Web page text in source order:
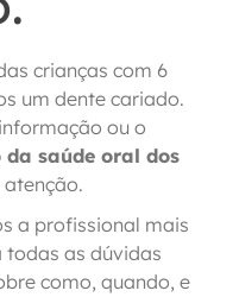
crianças com 6
um dente cariado.
ou o
da saúde oral dos
atenção.
a profissional mais
as dúvidas
como, quando, e